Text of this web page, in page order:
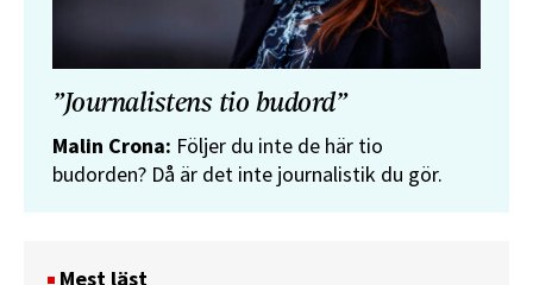
”Journalistens tio budord”
Malin Crona: Följer du inte de här tio
budorden? Då är det inte journalistik du gör.